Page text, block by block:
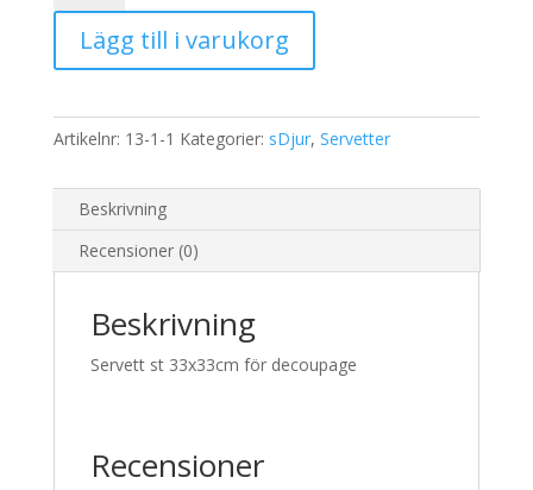
mängd
Lägg till i varukorg
Artikelnr: 13-1-1 Kategorier: sDjur, Servetter
Beskrivning
Recensioner (0)
Beskrivning
Servett st 33x33cm för decoupage
Recensioner